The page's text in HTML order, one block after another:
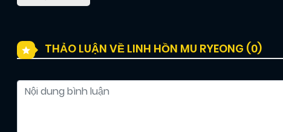
THẢO LUẬN VỀ LINH HỒN MU RYEONG (0)